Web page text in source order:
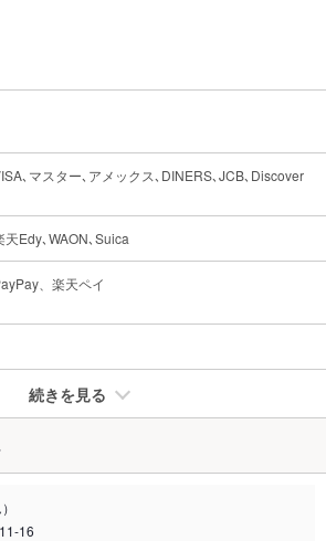
､マスター､アメックス､DINERS､JCB､Discover
天Edy､WAON､Suica
、楽天ペイ
続きを見る
16